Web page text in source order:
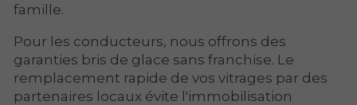
famille.
Pour les conducteurs, nous offrons des
garanties bris de glace sans franchise. Le
remplacement rapide de vos vitrages par des
partenaires locaux évite l'immobilisation